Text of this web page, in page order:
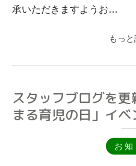
承いただきますようお…
もっ
スタッフブログを
まる育児の日」イ
お知